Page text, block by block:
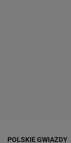
POLSKIE GWIAZDY